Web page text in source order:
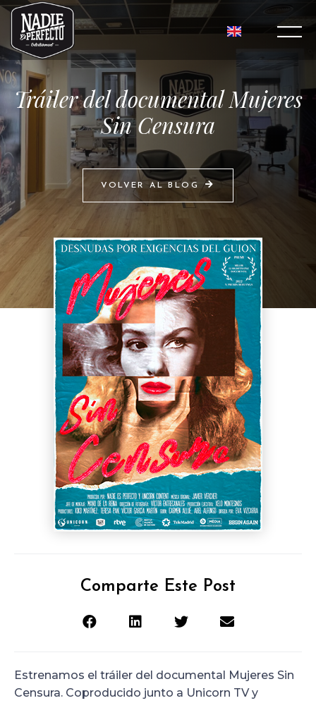
Tráiler del documental Mujeres
Sin Censura
VOLVER AL BLOG
Comparte Este Post
Estrenamos el tráiler del documental Mujeres Sin
Censura. Coproducido junto a Unicorn TV y